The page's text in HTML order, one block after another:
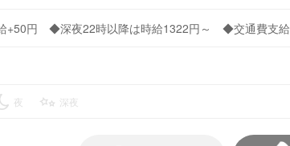
+50円 ◆深夜22時以降は時給1322円～ ◆交通費支給
夜 深夜